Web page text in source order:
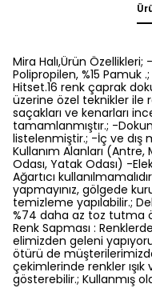
Mira Halı,Ürün Özellikleri;
Polipropilen, %15 Pamuk
Hitset.16 renk çaprak
üzerine özel teknikler ile
saçakları ve kenarları
tamamlanmıştır.; -
listelenmiştir.; -İç ve dış
Kullanım Alanları
Odası, Yatak Odası) -
Ağartıcı
yapmayınız, gölgede
temizleme yapılabilir.;
%74 daha az toz tutma
Renk Sapması :
elimizden geleni
ötürü de
çekimlerinde renkler ışık
gösterebilir.; Kullanmış